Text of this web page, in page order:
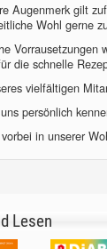
Augenmerk gilt
Wohl gerne
Vorrausetzungen
die schnelle
vielfältigen
persönlich
in unserer
Lesen